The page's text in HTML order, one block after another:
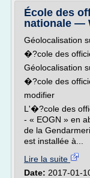
École des
nationale —
Géolocalisation
�?cole des
Géolocalisation
�?cole des
modifier
L'�?cole des
- « EOGN » en
de la
est installée à...
Lire la suite
Date: 2017-01-